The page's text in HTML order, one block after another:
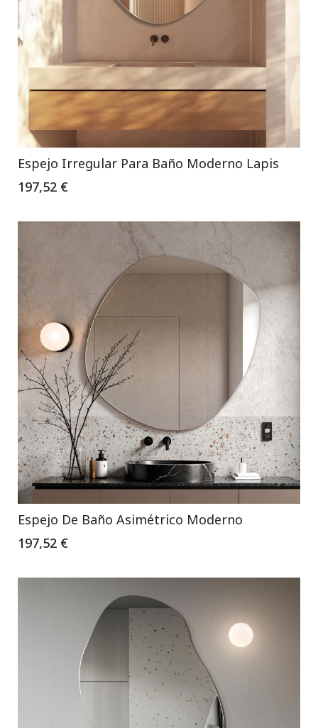
Espejo Irregular Para Baño Moderno Lapis
197,52 €
Espejo De Baño Asimétrico Moderno
197,52 €